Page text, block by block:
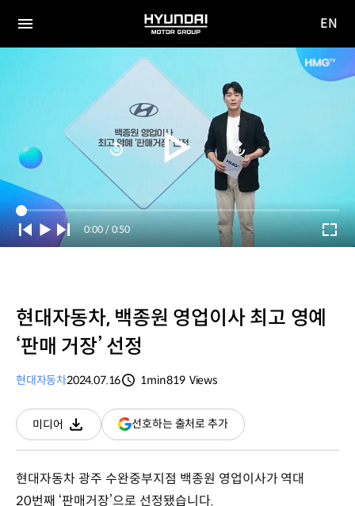
전체
HYUNDAI
MOTOR
GROUP
사이
EN
Current
Time
0:00 / Duration
0:50
현대자동차, 백종원 영업이사 최고 영예
‘판매 거장’ 선정
현대자동차2024.07.16
1min819 Views
미디어
다운로드
선호하는 출처로 추가(새
창
현대자동차 광주 수완중부지점 백종원 영업이사가 역대
20번째 ‘판매거장’으로 선정됐습니다.